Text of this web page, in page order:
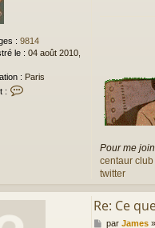
: 9814
le : 04 août 2010,
: Paris
:
Pour me
centaur
twitter
Re: Ce
M
par James»